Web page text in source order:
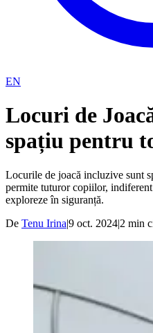
EN
Locuri de
spațiu pentru
Locurile de joacă incluzive sunt
permite tuturor copiilor,
exploreze în siguranță.
De Tenu Irina|9 oct. 2024|2 min